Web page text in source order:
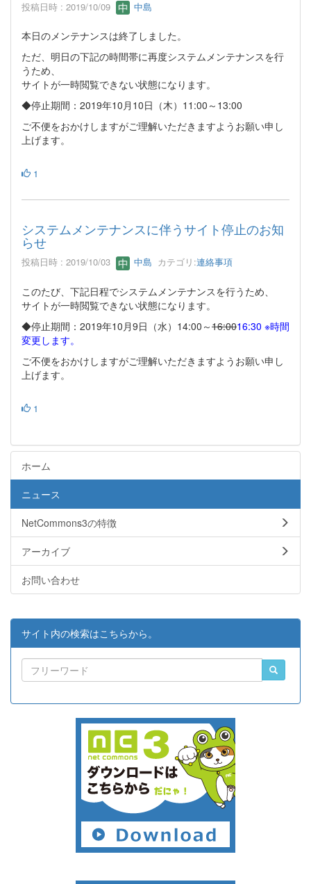
投稿日時 : 2019/10/09 中島
本日のメンテナンスは終了しました。
ただ、明日の下記の時間帯に再度システムメンテナンスを行
うため、
サイトが一時閲覧できない状態になります。
◆停止期間：2019年10月10日（木）11:00～13:00
ご不便をおかけしますがご理解いただきますようお願い申し
上げます。
1
システムメンテナンスに伴うサイト停止のお知
らせ
投稿日時 : 2019/10/03 中島 カテゴリ:連絡事項
このたび、下記日程でシステムメンテナンスを行うため、
サイトが一時閲覧できない状態になります。
◆停止期間：2019年10月9日（水）14:00～16:0016:30 ※時間
変更します。
ご不便をおかけしますがご理解いただきますようお願い申し
上げます。
1
ホーム
ニュース
NetCommons3の特徴
アーカイブ
お問い合わせ
サイト内の検索はこちらから。